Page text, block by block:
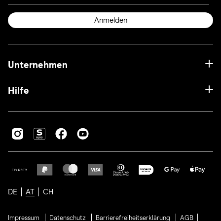
Anmelden
Unternehmen
Hilfe
DE AT CH
Impressum Datenschutz Barrierefreiheitserklärung AGB